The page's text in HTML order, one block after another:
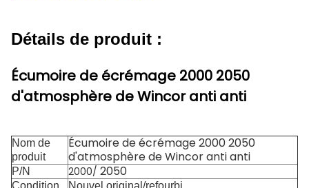
Détails de produit :
Écumoire de écrémage 2000 2050
d'atmosphère de Wincor anti anti
Nom de
produit
Écumoire de écrémage 2000 2050
d'atmosphère de Wincor anti anti
P/N 2000/ 2050
Condition Nouvel original/refourbi